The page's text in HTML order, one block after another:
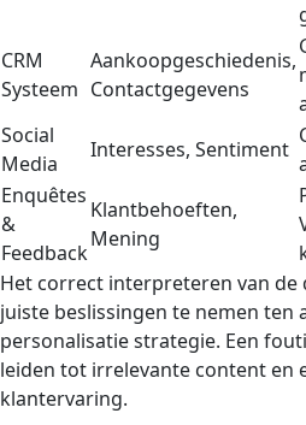
CRM
Systeem
Aankoopgeschiedenis,
Contactgegevens
Social
Media
Interesses, Sentiment
Enquêtes
&
Feedback
Klantbehoeften,
Mening
Het correct interpreteren van de
juiste beslissingen te nemen ten
personalisatie strategie. Een
leiden tot irrelevante content en
klantervaring.